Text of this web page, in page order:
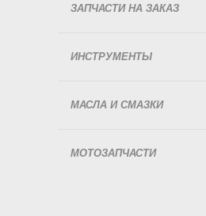
ЗАПЧАСТИ НА ЗАКАЗ
ИНСТРУМЕНТЫ
МАСЛА И СМАЗКИ
МОТОЗАПЧАСТИ